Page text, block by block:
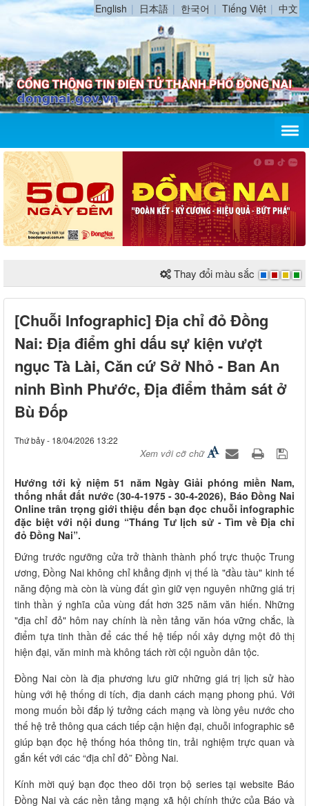
English 日本語 한국어 Tiếng Việt 中文
Thay đổi màu sắc
[Chuỗi Infographic] Địa chỉ đỏ Đồng
Nai: Địa điểm ghi dấu sự kiện vượt
ngục Tà Lài, Căn cứ Sở Nhỏ - Ban An
ninh Bình Phước, Địa điểm thảm sát ở
Bù Đốp
Thứ bảy - 18/04/2026 13:22
Xem với cỡ chữ
Hướng tới kỷ niệm 51 năm Ngày Giải phóng miền Nam,
thống nhất đất nước (30-4-1975 - 30-4-2026), Báo Đồng Nai
Online trân trọng giới thiệu đến bạn đọc chuỗi infographic
đặc biệt với nội dung “Tháng Tư lịch sử - Tìm về Địa chỉ
đỏ Đồng Nai”.
Đứng trước ngưỡng cửa trở thành thành phố trực thuộc Trung
ương, Đồng Nai không chỉ khẳng định vị thế là "đầu tàu" kinh tế
năng động mà còn là vùng đất gìn giữ vẹn nguyên những giá trị
tinh thần ý nghĩa của vùng đất hơn 325 năm văn hiến. Những
"địa chỉ đỏ" hôm nay chính là nền tảng văn hóa vững chắc, là
điểm tựa tinh thần để các thế hệ tiếp nối xây dựng một đô thị
hiện đại, văn minh mà không tách rời cội nguồn dân tộc.
Đồng Nai còn là địa phương lưu giữ những giá trị lịch sử hào
hùng với hệ thống di tích, địa danh cách mạng phong phú. Với
mong muốn bồi đắp lý tưởng cách mạng và lòng yêu nước cho
thế hệ trẻ thông qua cách tiếp cận hiện đại, chuỗi infographic sẽ
giúp bạn đọc hệ thống hóa thông tin, trải nghiệm trực quan và
gắn kết với các “địa chỉ đỏ” Đồng Nai.
Kính mời quý bạn đọc theo dõi trọn bộ series tại website Báo
Đồng Nai và các nền tảng mạng xã hội chính thức của Báo và